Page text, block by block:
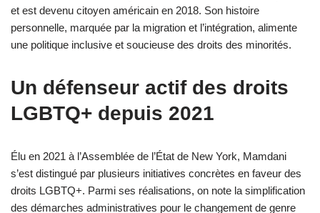
et est devenu citoyen américain en 2018. Son histoire
personnelle, marquée par la migration et l’intégration, alimente
une politique inclusive et soucieuse des droits des minorités.
Un défenseur actif des droits
LGBTQ+ depuis 2021
Élu en 2021 à l’Assemblée de l’État de New York, Mamdani
s’est distingué par plusieurs initiatives concrètes en faveur des
droits LGBTQ+. Parmi ses réalisations, on note la simplification
des démarches administratives pour le changement de genre